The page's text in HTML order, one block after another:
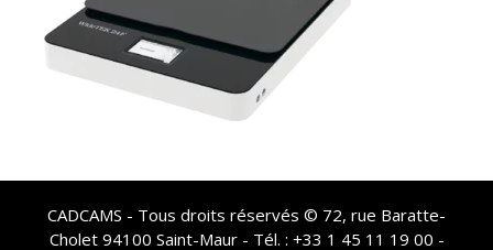
CADCAMS - Tous droits réservés © 72, rue Baratte-
Cholet 94100 Saint-Maur - Tél. : +33 1 45 11 19 00 -